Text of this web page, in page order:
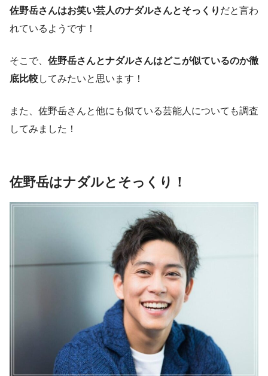
佐野岳さんはお笑い芸人のナダルさんとそっくり だと言わ
れているようです！
そこで、 佐野岳さんとナダルさんはどこが似ているのか徹
底比較してみたいと思います！
また、佐野岳さんと他にも似ている芸能人についても調査
してみました！
佐野岳はナダルとそっくり！